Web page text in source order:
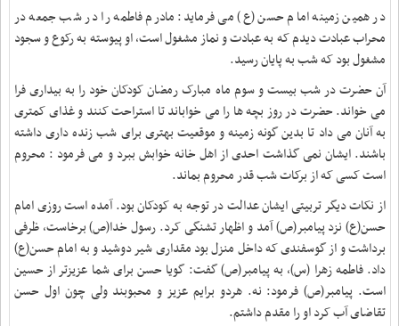
در همین زمینه امام حسن (ع) می فرماید: مادرم فاطمه را در شب جمعه در
محراب عبادت دیدم که به عبادت و نماز مشغول است، او پیوسته به رکوع و سجود
مشغول بود که شب به پایان رسید.
آن حضرت در شب بیست و سوم ماه مبارک رمضان کودکان خود را به بیداری فرا
می خواند. حضرت در روز بچه ها را می خواباند تا استراحت کنند و غذای کمتری
به آنان می داد تا بدین گونه زمینه و موقعیت بهتری برای شب زنده داری داشته
باشند. ایشان نمی گذاشت احدی از اهل خانه خوابش ببرد و می فرمود : محروم
است کسی که از برکات شب قدر محروم بماند.
از نکات دیگر تربیتی ایشان عدالت در توجه به کودکان بود. آمده است روزی امام
حسن(ع) نزد پیامبر(ص) آمد و اظهار تشنگی کرد. رسول خدا(ص) برخاست، ظرفی
برداشت و از گوسفندی که داخل منزل بود مقداری شیر دوشید و به امام حسن(ع)
داد. فاطمه زهرا (س)، به پیامبر(ص) گفت: گویا حسن برای شما عزیزتر از حسین
است. پیامبر(ص) فرمود: نه. هردو برایم عزیز و محبوبند ولی چون اول حسن
تقاضای آب کرد او را مقدم داشتم.